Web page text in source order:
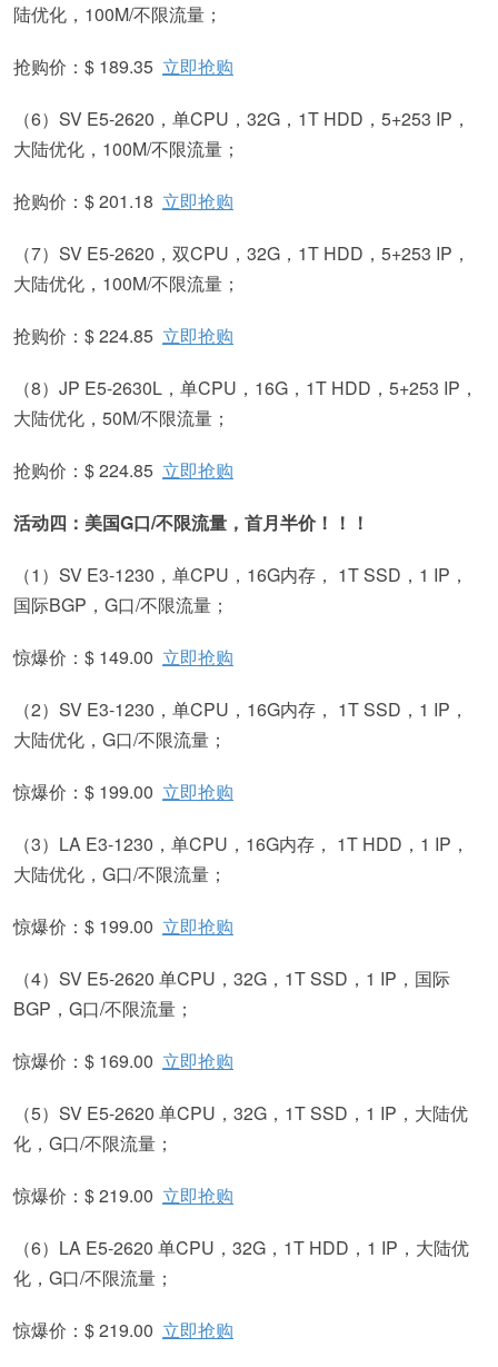
陆优化，100M/不限流量；
抢购价：$ 189.35 立即抢购
（6）SV E5-2620，单CPU，32G，1T HDD，5+253 IP，
大陆优化，100M/不限流量；
抢购价：$ 201.18 立即抢购
（7）SV E5-2620，双CPU，32G，1T HDD，5+253 IP，
大陆优化，100M/不限流量；
抢购价：$ 224.85 立即抢购
（8）JP E5-2630L，单CPU，16G，1T HDD，5+253 IP，
大陆优化，50M/不限流量；
抢购价：$ 224.85 立即抢购
活动四：美国G口/不限流量，首月半价！！！
（1）SV E3-1230，单CPU，16G内存， 1T SSD，1 IP，
国际BGP，G口/不限流量；
惊爆价：$ 149.00 立即抢购
（2）SV E3-1230，单CPU，16G内存， 1T SSD，1 IP，
大陆优化，G口/不限流量；
惊爆价：$ 199.00 立即抢购
（3）LA E3-1230，单CPU，16G内存， 1T HDD，1 IP，
大陆优化，G口/不限流量；
惊爆价：$ 199.00 立即抢购
（4）SV E5-2620 单CPU，32G，1T SSD，1 IP，国际
BGP，G口/不限流量；
惊爆价：$ 169.00 立即抢购
（5）SV E5-2620 单CPU，32G，1T SSD，1 IP，大陆优
化，G口/不限流量；
惊爆价：$ 219.00 立即抢购
（6）LA E5-2620 单CPU，32G，1T HDD，1 IP，大陆优
化，G口/不限流量；
惊爆价：$ 219.00 立即抢购